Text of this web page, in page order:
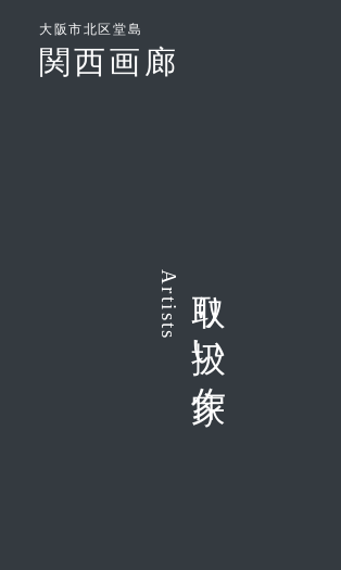
関西画廊
大阪市北区堂島
取り扱い作家
Artists